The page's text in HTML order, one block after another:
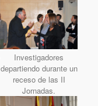
Investigadores
departiendo durante un
receso de las II
Jornadas.